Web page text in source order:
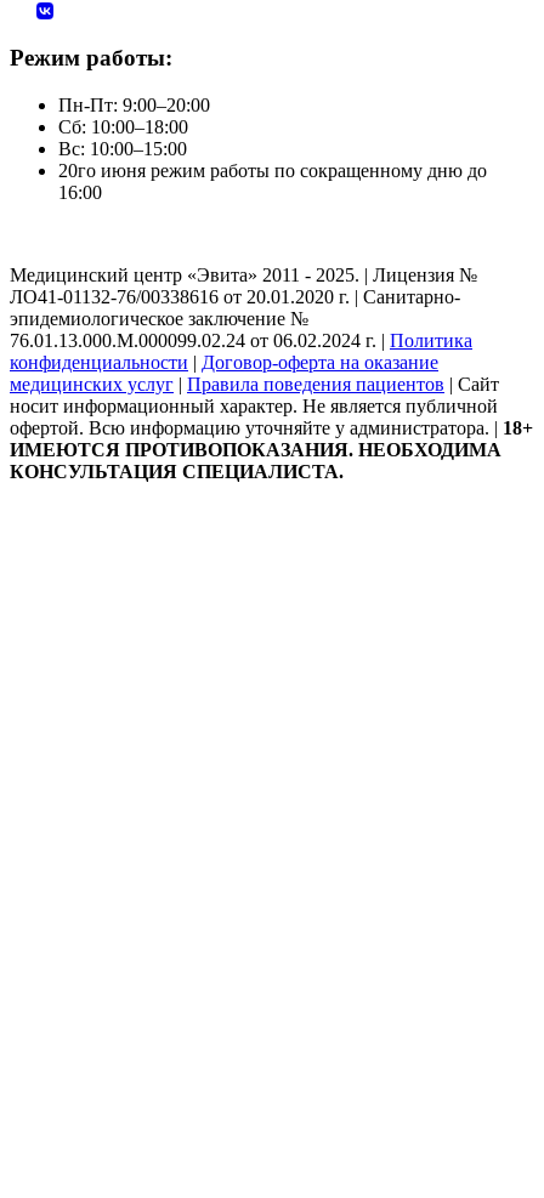
Режим работы:
Пн-Пт: 9:00–20:00
Сб: 10:00–18:00
Вс: 10:00–15:00
20го июня режим работы по сокращенному дню до
16:00
Медицинский центр «Эвита» 2011 - 2025. | Лицензия №
ЛО41-01132-76/00338616 от 20.01.2020 г. | Санитарно-
эпидемиологическое заключение №
76.01.13.000.М.000099.02.24 от 06.02.2024 г. | Политика
конфиденциальности | Договор-оферта на оказание
медицинских услуг | Правила поведения пациентов | Сайт
носит информационный характер. Не является публичной
офертой. Всю информацию уточняйте у администратора. | 18+
ИМЕЮТСЯ ПРОТИВОПОКАЗАНИЯ. НЕОБХОДИМА
КОНСУЛЬТАЦИЯ СПЕЦИАЛИСТА.